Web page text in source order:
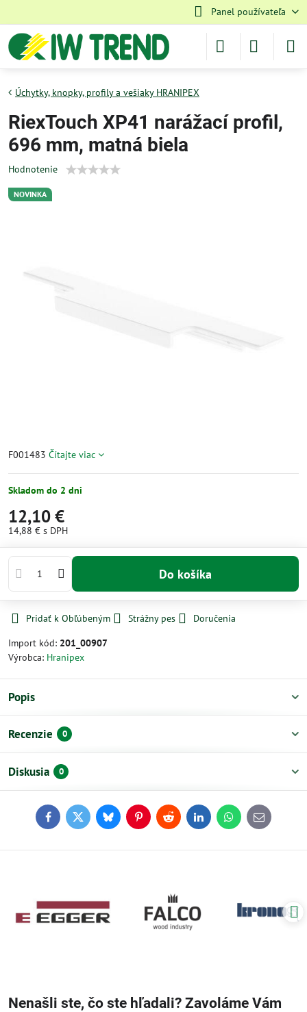
Panel používateľa
NOVINKA
Úchytky, knopky, profily a vešiaky HRANIPEX
RiexTouch XP41 narážací profil,
696 mm, matná biela
Hodnotenie
F001483 Čítajte viac
Skladom do 2 dni
12,10 €
14,88 € s DPH
Do košíka
Pridať k Obľúbeným Strážny pes
Doručenia
Import kód: 201_00907
Výrobca: Hranipex
Popis
Recenzie 0
Diskusia 0
FacebookTwitterBlueskyPinterestReddit LinkedInWhatsApp
E-
mail
Nenašli ste, čo ste hľadali? Zavoláme Vám